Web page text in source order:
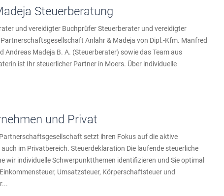
Steuerberatung
und vereidigter Buchprüfer Steuerberater und vereidigter
Anlahr & Madeja von Dipl.-Kfm. Manfred
Madeja B. A. (Steuerberater) sowie das Team aus
ist Ihr steuerlicher Partner in Moers. Über individuelle
und Privat
setzt ihren Fokus auf die aktive
im Privatbereich. Steuerdeklaration Die laufende steuerliche
wir individuelle Schwerpunktthemen identifizieren und Sie optimal
Umsatzsteuer, Körperschaftsteuer und